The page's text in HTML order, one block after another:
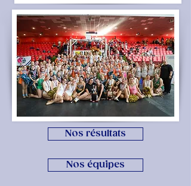
Nos résultats
Nos équipes